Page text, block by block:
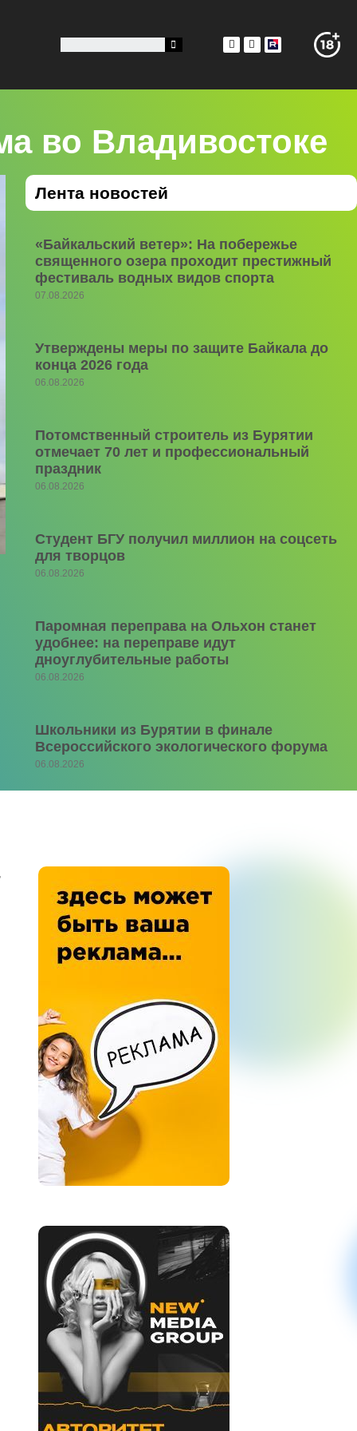
во Владивостоке
Лента новостей
«Байкальский ветер»: На побережье
священного озера проходит престижный
фестиваль водных видов спорта
07.08.2026
Утверждены меры по защите Байкала до
конца 2026 года
06.08.2026
Потомственный строитель из Бурятии
отмечает 70 лет и профессиональный
праздник
06.08.2026
Студент БГУ получил миллион на соцсеть
для творцов
06.08.2026
Паромная переправа на Ольхон станет
удобнее: на переправе идут
дноуглубительные работы
06.08.2026
Школьники из Бурятии в финале
Всероссийского экологического форума
06.08.2026